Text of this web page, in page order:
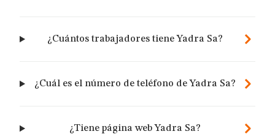
¿Cuántos trabajadores tiene Yadra Sa?
¿Cuál es el número de teléfono de Yadra Sa?
¿Tiene página web Yadra Sa?